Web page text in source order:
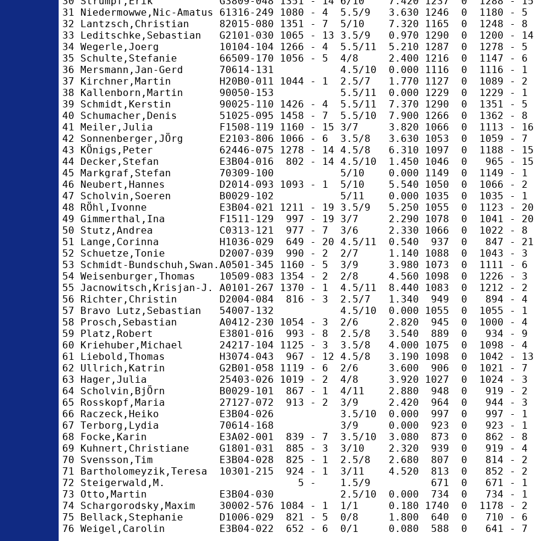
31 Niedermowwe,Nic-Amatus 61316-249 1080 - 4  5.5/9   3.630 1246  0  1180 - 5
32 Lantzsch,Christian     82015-080 1351 - 7  5/10    7.320 1165  0  1248 - 8
33 Leditschke,Sebastian   G2101-030 1065 - 13 3.5/9   0.970 1290  0  1200 - 14
34 Wegerle,Joerg          10104-104 1266 - 4  5.5/11  5.210 1287  0  1278 - 5
35 Schulte,Stefanie       66509-170 1056 - 5  4/8     2.400 1216  0  1147 - 6
36 Mersmann,Jan-Gerd      70614-131           4.5/10  0.000 1116  0  1116 - 1
37 Kirchner,Martin        H20B0-011 1044 - 1  2.5/7   1.770 1127  0  1089 - 2
38 Kallenborn,Martin      90050-153           5.5/11  0.000 1229  0  1229 - 1
39 Schmidt,Kerstin        90025-110 1426 - 4  5.5/11  7.370 1290  0  1351 - 5
40 Schumacher,Denis       51025-095 1458 - 7  5.5/10  7.900 1266  0  1362 - 8
41 Meiler,Julia           F1508-119 1160 - 15 3/7     3.820 1066  0  1113 - 16
42 Sonnenberger,JÖrg      E2103-806 1066 - 6  3.5/8   3.630 1053  0  1059 - 7
43 KÖnigs,Peter           62446-075 1278 - 14 4.5/8   6.310 1097  0  1188 - 15
44 Decker,Stefan          E3B04-016  802 - 14 4.5/10  1.450 1046  0   965 - 15
45 Markgraf,Stefan        70309-100           5/10    0.000 1149  0  1149 - 1
46 Neubert,Hannes         D2014-093 1093 - 1  5/10    5.540 1050  0  1066 - 2
47 Scholvin,Soeren        B0029-102           5/11    0.000 1035  0  1035 - 1
48 RÖhl,Ivonne            E3B04-021 1211 - 19 3.5/9   5.250 1055  0  1123 - 20
49 Gimmerthal,Ina         F1511-129  997 - 19 3/7     2.290 1078  0  1041 - 20
50 Stutz,Andrea           C0313-121  977 - 7  3/6     2.330 1066  0  1022 - 8
51 Lange,Corinna          H1036-029  649 - 20 4.5/11  0.540  937  0   847 - 21
52 Schuetze,Tonie         D2007-039  990 - 2  2/7     1.140 1088  0  1043 - 3
53 Schmidt-Bundschuh,Swan.A0501-345 1160 - 5  3/9     3.980 1073  0  1111 - 6
54 Weisenburger,Thomas    10509-083 1354 - 2  2/8     4.560 1098  0  1226 - 3
55 Jacnowitsch,Krisjan-J. A0101-267 1370 - 1  4.5/11  8.440 1083  0  1212 - 2
56 Richter,Christin       D2004-084  816 - 3  2.5/7   1.340  949  0   894 - 4
57 Bravo Lutz,Sebastian   54007-132           4.5/10  0.000 1055  0  1055 - 1
58 Prosch,Sebastian       A0412-230 1054 - 3  2/6     2.820  945  0  1000 - 4
59 Platz,Robert           E3801-016  993 - 8  2.5/8   3.540  889  0   934 - 9
60 Kriehuber,Michael      24217-104 1125 - 3  3.5/8   4.000 1075  0  1098 - 4
61 Liebold,Thomas         H3074-043  967 - 12 4.5/8   3.190 1098  0  1042 - 13
62 Ullrich,Katrin         G2B01-058 1119 - 6  2/6     3.600  906  0  1021 - 7
63 Hager,Julia            25403-026 1019 - 2  4/8     3.920 1027  0  1024 - 3
64 Scholvin,BjÖrn         B0029-101  867 - 1  4/11    2.880  948  0   919 - 2
65 Rosskopf,Maria         27127-072  913 - 2  3/9     2.420  964  0   944 - 3
66 Raczeck,Heiko          E3B04-026           3.5/10  0.000  997  0   997 - 1
67 Terborg,Lydia          70614-168           3/9     0.000  923  0   923 - 1
68 Focke,Karin            E3A02-001  839 - 7  3.5/10  3.080  873  0   862 - 8
69 Kuhnert,Christiane     G1801-031  885 - 3  3/10    2.320  939  0   919 - 4
70 Svensson,Tim           E3B04-028  825 - 1  2.5/8   2.680  807  0   814 - 2
71 Bartholomeyzik,Teresa  10301-215  924 - 1  3/11    4.520  813  0   852 - 2
72 Steigerwald,M.                      5 -    1.5/9          671  0   671 - 1
73 Otto,Martin            E3B04-030           2.5/10  0.000  734  0   734 - 1
74 Schargorodsky,Maxim    30002-576 1084 - 1  1/1     0.180 1740  0  1178 - 2
75 Bellack,Stephanie      D1006-029  821 - 5  0/8     1.800  640  0   710 - 6